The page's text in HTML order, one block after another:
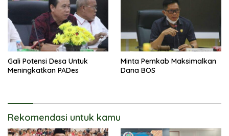
Gali Potensi Desa Untuk
Meningkatkan PADes
Minta Pemkab Maksimalkan
Dana BOS
Rekomendasi untuk kamu